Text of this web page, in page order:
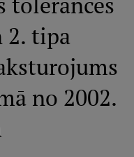
2. tipa
no 2002.